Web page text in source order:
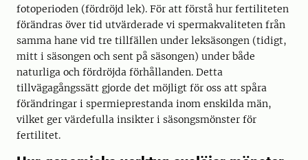
fotoperioden (fördröjd lek). För att förstå hur fertiliteten
förändras över tid utvärderade vi spermakvaliteten från
samma hane vid tre tillfällen under leksäsongen (tidigt,
mitt i säsongen och sent på säsongen) under både
naturliga och fördröjda förhållanden. Detta
tillvägagångssätt gjorde det möjligt för oss att spåra
förändringar i spermieprestanda inom enskilda män,
vilket ger värdefulla insikter i säsongsmönster för
fertilitet.